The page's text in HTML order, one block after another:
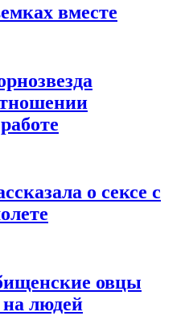
вместе
о сексе с
овцы
на людей